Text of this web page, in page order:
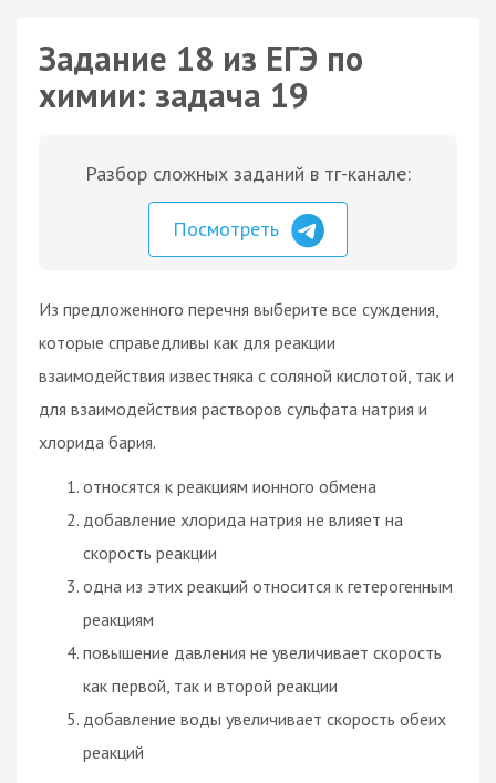
Задание 18 из ЕГЭ по
химии: задача 19
Разбор сложных заданий в тг-канале:
Посмотреть
Из предложенного перечня выберите все суждения,
которые справедливы как для реакции
взаимодействия известняка с соляной кислотой, так и
для взаимодействия растворов сульфата натрия и
хлорида бария.
относятся к реакциям ионного обмена
добавление хлорида натрия не влияет на
скорость реакции
одна из этих реакций относится к гетерогенным
реакциям
повышение давления не увеличивает скорость
как первой, так и второй реакции
добавление воды увеличивает скорость обеих
реакций